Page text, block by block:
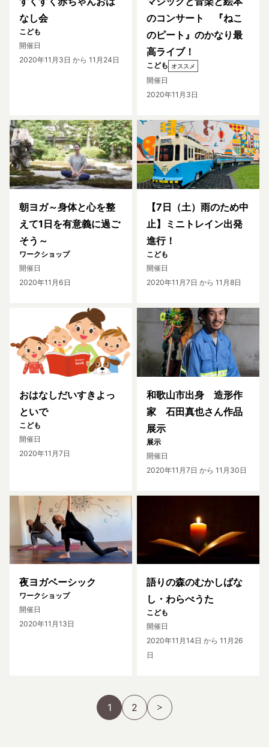
なし会
こども
開催日
2020年11月3日 から 11月24日
のコンサート 『ねこ
のピート』のかなり最
高ライブ！
こども オススメ
開催日
2020年11月3日
朝ヨガ～身体と心を整
えて1日を有意義に過ご
そう～
ワークショップ
開催日
2020年11月6日
【7日（土）雨のため中
止】ミニトレイン出発
進行！
こども
開催日
2020年11月7日 から 11月8日
おはなしだいすきよっ
といで
こども
開催日
2020年11月7日
和歌山市出身 造形作
家 石田真也さん作品
展示
展示
開催日
2020年11月7日 から 11月30日
夜ヨガベーシック
ワークショップ
開催日
2020年11月13日
語りの森のむかしばな
し・わらべうた
こども
開催日
2020年11月14日 から 11月26
日
1 2